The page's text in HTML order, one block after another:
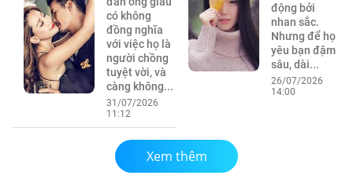
có không
đồng nghĩa
với việc họ là
người chồng
tuyệt vời, và
càng không...
31/07/2026
11:12
động bởi
nhan sắc.
Nhưng để họ
yêu bạn đậm
sâu, dài...
26/07/2026
14:00
Xem thêm